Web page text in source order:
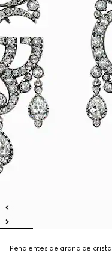
Pendientes de araña de cristal